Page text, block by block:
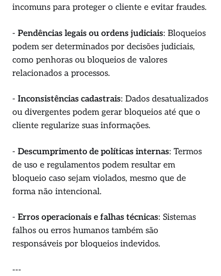
incomuns para proteger o cliente e evitar fraudes.
- Pendências legais ou ordens judiciais: Bloqueios
podem ser determinados por decisões judiciais,
como penhoras ou bloqueios de valores
relacionados a processos.
- Inconsistências cadastrais: Dados desatualizados
ou divergentes podem gerar bloqueios até que o
cliente regularize suas informações.
- Descumprimento de políticas internas: Termos
de uso e regulamentos podem resultar em
bloqueio caso sejam violados, mesmo que de
forma não intencional.
- Erros operacionais e falhas técnicas: Sistemas
falhos ou erros humanos também são
responsáveis por bloqueios indevidos.
---